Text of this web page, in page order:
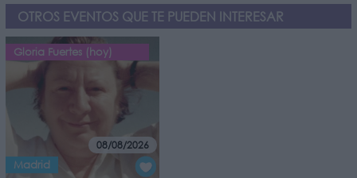
OTROS EVENTOS QUE TE PUEDEN INTERESAR
Gloria Fuertes (hoy)
08/08/2026
Madrid